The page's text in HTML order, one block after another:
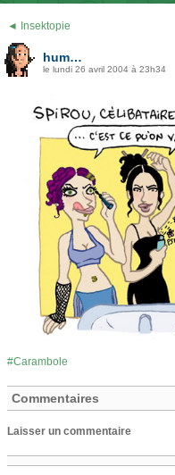
◄ Insektopie
hum…
le lundi 26 avril 2004 à 23h34
Carambole
Commentaires
Laisser un commentaire